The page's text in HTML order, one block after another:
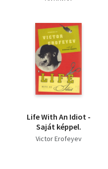
Life With An Idiot -
Saját képpel.
Victor Erofeyev